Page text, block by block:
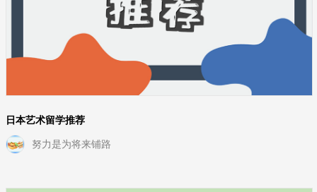
日本艺术留学推荐
努力是为将来铺路